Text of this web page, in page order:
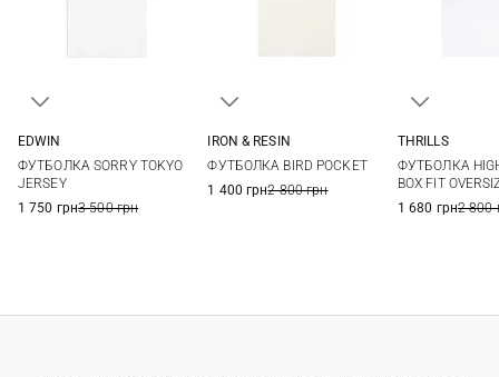
XXL
EDWIN
ФУТБОЛКА SORRY TOKYO
JERSEY
1 750 грн3 500 грн
IRON & RESIN
ФУТБОЛКА BIRD POCKET
1 400 грн2 800 грн
THRILLS
ФУТБОЛКА
BOX FIT
1 680 грн2 800